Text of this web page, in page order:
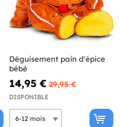
Déguisement pain d'épice
bébé
14,95 € 29,95 €
DISPONIBLE